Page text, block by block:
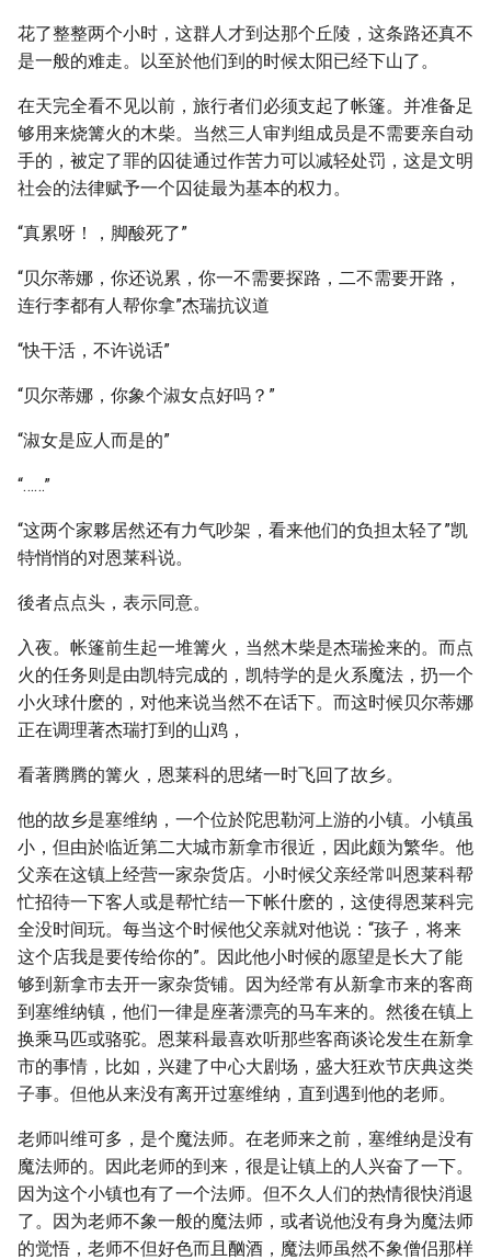
花了整整两个小时，这群人才到达那个丘陵，这条路还真不
是一般的难走。以至於他们到的时候太阳已经下山了。
在天完全看不见以前，旅行者们必须支起了帐篷。并准备足
够用来烧篝火的木柴。当然三人审判组成员是不需要亲自动
手的，被定了罪的囚徒通过作苦力可以减轻处罚，这是文明
社会的法律赋予一个囚徒最为基本的权力。
“真累呀！，脚酸死了”
“贝尔蒂娜，你还说累，你一不需要探路，二不需要开路，
连行李都有人帮你拿”杰瑞抗议道
“快干活，不许说话”
“贝尔蒂娜，你象个淑女点好吗？”
“淑女是应人而是的”
“……”
“这两个家夥居然还有力气吵架，看来他们的负担太轻了”凯
特悄悄的对恩莱科说。
後者点点头，表示同意。
入夜。帐篷前生起一堆篝火，当然木柴是杰瑞捡来的。而点
火的任务则是由凯特完成的，凯特学的是火系魔法，扔一个
小火球什麽的，对他来说当然不在话下。而这时候贝尔蒂娜
正在调理著杰瑞打到的山鸡，
看著腾腾的篝火，恩莱科的思绪一时飞回了故乡。
他的故乡是塞维纳，一个位於陀思勒河上游的小镇。小镇虽
小，但由於临近第二大城市新拿市很近，因此颇为繁华。他
父亲在这镇上经营一家杂货店。小时候父亲经常叫恩莱科帮
忙招待一下客人或是帮忙结一下帐什麽的，这使得恩莱科完
全没时间玩。每当这个时候他父亲就对他说：“孩子，将来
这个店我是要传给你的”。因此他小时候的愿望是长大了能
够到新拿市去开一家杂货铺。因为经常有从新拿市来的客商
到塞维纳镇，他们一律是座著漂亮的马车来的。然後在镇上
换乘马匹或骆驼。恩莱科最喜欢听那些客商谈论发生在新拿
市的事情，比如，兴建了中心大剧场，盛大狂欢节庆典这类
子事。但他从来没有离开过塞维纳，直到遇到他的老师。
老师叫维可多，是个魔法师。在老师来之前，塞维纳是没有
魔法师的。因此老师的到来，很是让镇上的人兴奋了一下。
因为这个小镇也有了一个法师。但不久人们的热情很快消退
了。因为老师不象一般的魔法师，或者说他没有身为魔法师
的觉悟，老师不但好色而且酗酒，魔法师虽然不象僧侣那样